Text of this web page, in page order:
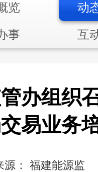
览
动
事
互
办组织
易业务
源： 福建能源监